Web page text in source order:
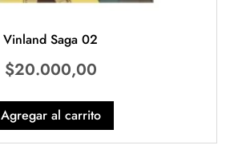
Vinland Saga 02
$20.000,00
Agregar al carrito